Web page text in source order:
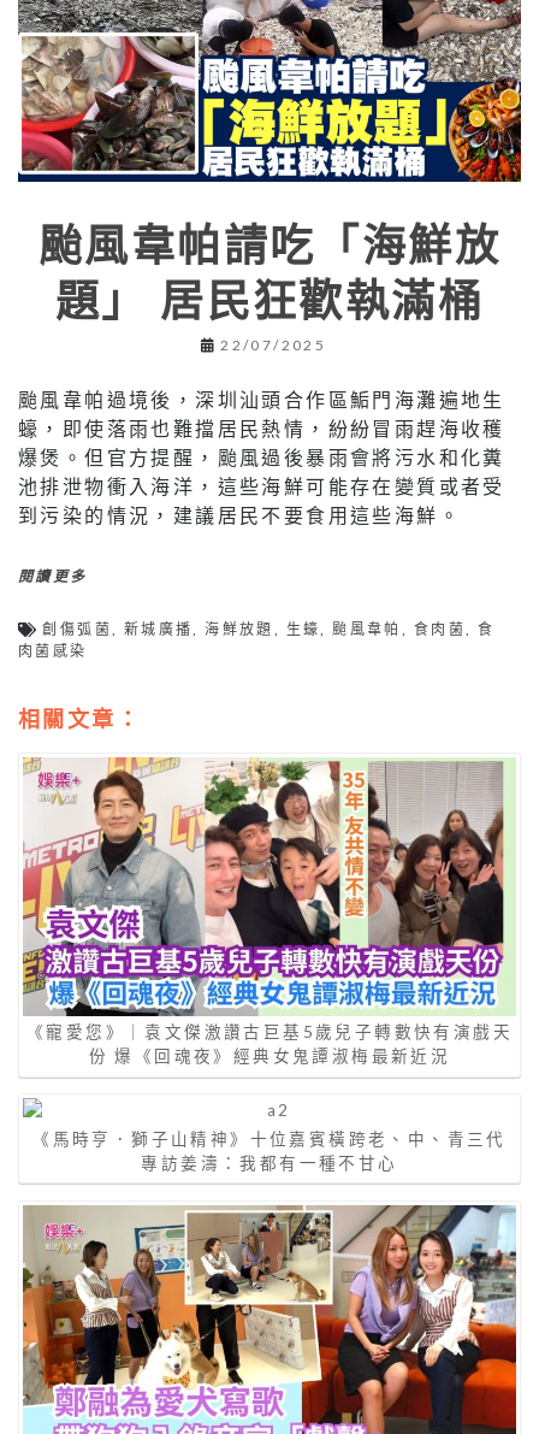
颱風韋帕請吃「海鮮放
題」 居民狂歡執滿桶
22/07/2025
颱風韋帕過境後，深圳汕頭合作區鮜門海灘遍地生
蠔，即使落雨也難擋居民熱情，紛紛冒雨趕海收穫
爆煲。但官方提醒，颱風過後暴雨會將污水和化糞
池排泄物衝入海洋，這些海鮮可能存在變質或者受
到污染的情況，建議居民不要食用這些海鮮。
閱讀更多
創傷弧菌, 新城廣播,海鮮放題 , 生蠔,颱風韋帕 , 食肉菌, 食
肉菌感染
相關文章：
《寵愛您》｜袁文傑激讚古巨基5歲兒子轉數快有演戲天
份 爆《回魂夜》經典女鬼譚淑梅最新近況
《馬時亨．獅子山精神》十位嘉賓橫跨老、中、青三代
專訪姜濤：我都有一種不甘心